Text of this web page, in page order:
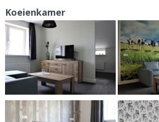
Koeienkamer